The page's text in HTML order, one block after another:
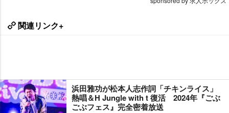
関連リンク+
浜田雅功が松本人志作詞「チキンライス」
熱唱＆H Jungle with t 復活 2024年『ごぶ
ごぶフェス』完全密着放送